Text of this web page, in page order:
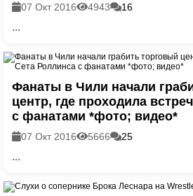
07 Окт 2016 4943 16
...
Фанаты в Чили начали
центр, где проходила
с фанатами *фото; видео*
07 Окт 2016 5666 25
...